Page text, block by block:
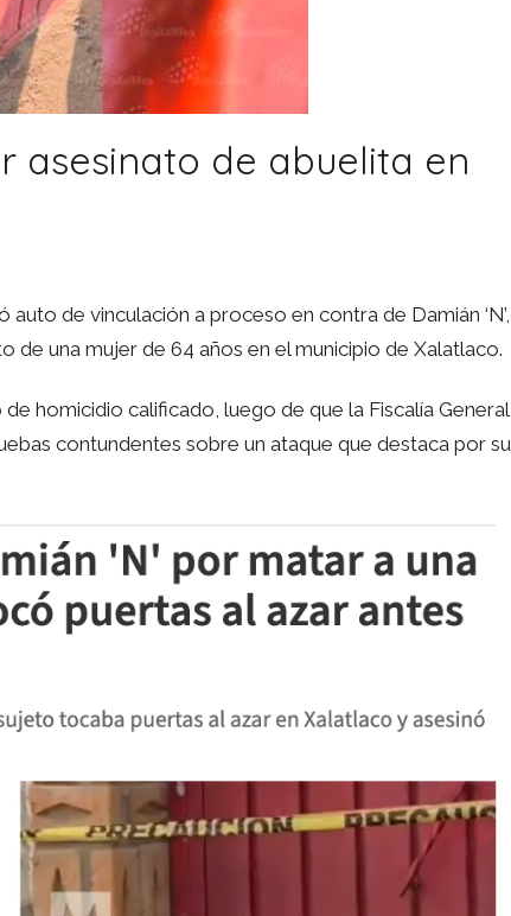
asesinato de abuelita en
de vinculación a proceso en contra de Damián ‘N’,
una mujer de 64 años en el municipio de Xalatlaco.
homicidio calificado, luego de que la Fiscalía General
contundentes sobre un ataque que destaca por su